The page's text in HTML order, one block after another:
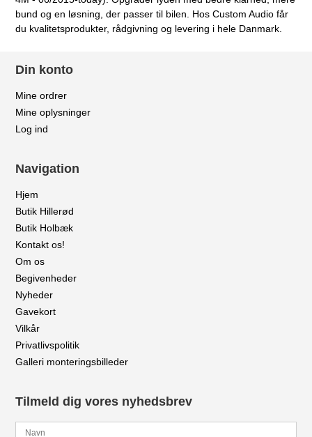
bund og en løsning, der passer til bilen. Hos Custom Audio får
du kvalitetsprodukter, rådgivning og levering i hele Danmark.
Din konto
Mine ordrer
Mine oplysninger
Log ind
Navigation
Hjem
Butik Hillerød
Butik Holbæk
Kontakt os!
Om os
Begivenheder
Nyheder
Gavekort
Vilkår
Privatlivspolitik
Galleri monteringsbilleder
Tilmeld dig vores nyhedsbrev